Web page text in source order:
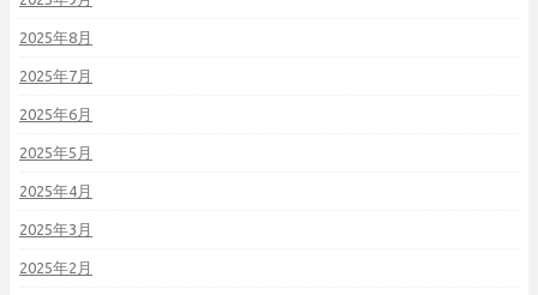
2025年8月
2025年7月
2025年6月
2025年5月
2025年4月
2025年3月
2025年2月